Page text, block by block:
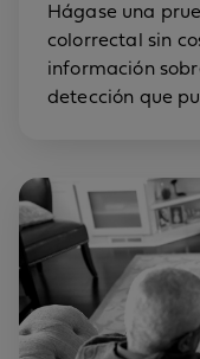
Hágase una
colorrectal sin
información
detección que